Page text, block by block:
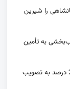
را شیرین
به تأمین
تمدید خودکار قراردادهای اجاره با سقف 25 درصد به تصویب